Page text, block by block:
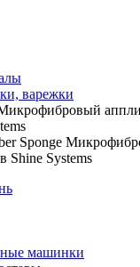
варежки
Sponge
Shine Systems
машинки